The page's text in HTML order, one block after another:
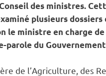
des ministres.
plusieurs
le ministre en charge
parole du
de l’Agriculture, des